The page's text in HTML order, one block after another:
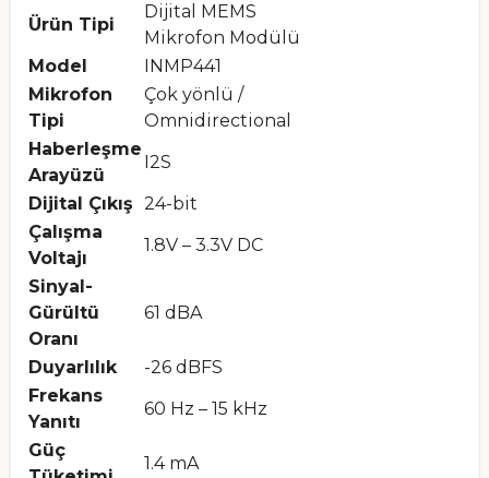
Ürün Tipi
Dijital MEMS
Mikrofon Modülü
Model
INMP441
Mikrofon
Tipi
Çok yönlü /
Omnidirectional
Haberleşme
Arayüzü
I2S
Dijital Çıkış 24-bit
Çalışma
Voltajı
1.8V – 3.3V DC
Sinyal-
Gürültü
Oranı
61 dBA
Duyarlılık
-26 dBFS
Frekans
Yanıtı
60 Hz – 15 kHz
Güç
1.4 mA